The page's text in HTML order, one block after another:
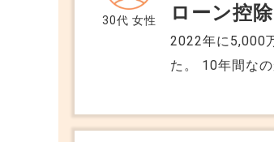
30代 女性 ローン控
2022年に5,000
た。 10年間な
期によって違
かりません。